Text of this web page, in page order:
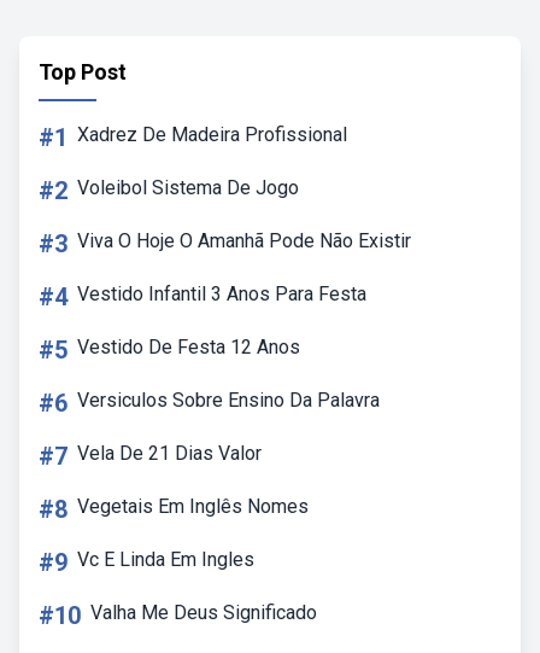
Top Post
#1 Xadrez De Madeira Profissional
#2 Voleibol Sistema De Jogo
#3 Viva O Hoje O Amanhã Pode Não Existir
#4 Vestido Infantil 3 Anos Para Festa
#5 Vestido De Festa 12 Anos
#6 Versiculos Sobre Ensino Da Palavra
#7 Vela De 21 Dias Valor
#8 Vegetais Em Inglês Nomes
#9 Vc E Linda Em Ingles
#10 Valha Me Deus Significado